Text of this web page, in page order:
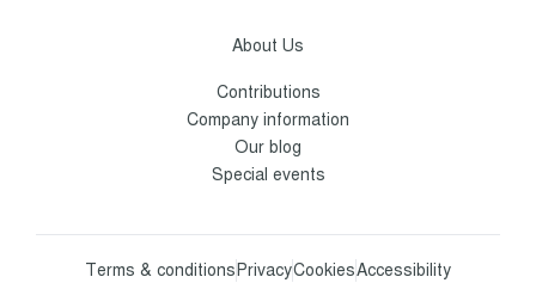
About Us
Contributions
Company information
Our blog
Special events
Terms & conditions PrivacyCookiesAccessibility